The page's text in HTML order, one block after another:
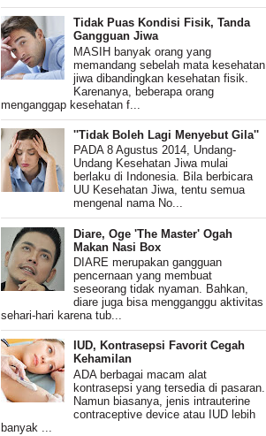
Tidak Puas Kondisi Fisik, Tanda
Gangguan Jiwa
MASIH banyak orang yang
memandang sebelah mata kesehatan
jiwa dibandingkan kesehatan fisik.
Karenanya, beberapa orang
menganggap kesehatan f...
''Tidak Boleh Lagi Menyebut Gila''
PADA 8 Agustus 2014, Undang-
Undang Kesehatan Jiwa mulai
berlaku di Indonesia. Bila berbicara
UU Kesehatan Jiwa, tentu semua
mengenal nama No...
Diare, Oge 'The Master' Ogah
Makan Nasi Box
DIARE merupakan gangguan
pencernaan yang membuat
seseorang tidak nyaman. Bahkan,
diare juga bisa mengganggu aktivitas
sehari-hari karena tub...
IUD, Kontrasepsi Favorit Cegah
Kehamilan
ADA berbagai macam alat
kontrasepsi yang tersedia di pasaran.
Namun biasanya, jenis intrauterine
contraceptive device atau IUD lebih
banyak ...